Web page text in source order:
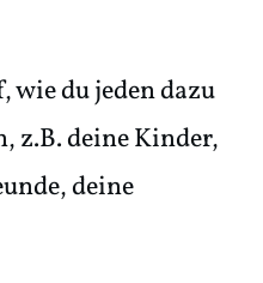
wie du jeden dazu
z.B. deine Kinder,
deine